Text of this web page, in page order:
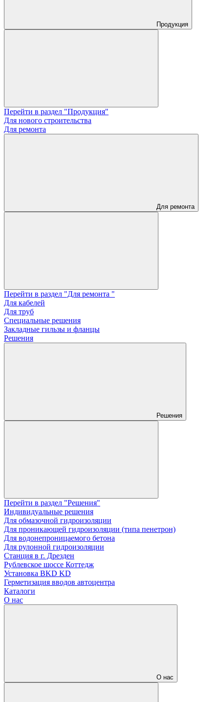
Продукция
Перейти в раздел "Продукция"
Для нового строительства
Для ремонта
Для ремонта
Перейти в раздел "Для ремонта "
Для кабелей
Для труб
Специальные решения
Закладные гильзы и фланцы
Решения
Решения
Перейти в раздел "Решения"
Индивидуальные решения
Для обмазочной гидроизоляции
Для проникающей гидроизоляции (типа пенетрон)
Для водонепроницаемого бетона
Для рулонной гидроизоляции
Станция в г. Дрезден
Рублевское шоссе Коттедж
Установка BKD KD
Герметизация вводов автоцентра
Каталоги
О нас
О нас